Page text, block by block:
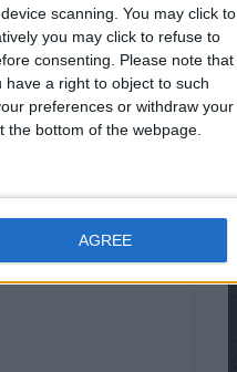
scanning. You may click to
you may click to refuse to
consenting.
Please note that
a right to object to such
preferences or withdraw your
bottom of the webpage.
AGREE
Données :Opta